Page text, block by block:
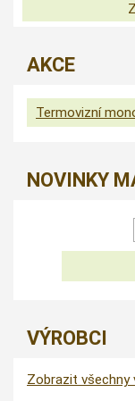
AKCE
Termovizní
NOVINKY
VÝROBCI
Zobrazit všechny